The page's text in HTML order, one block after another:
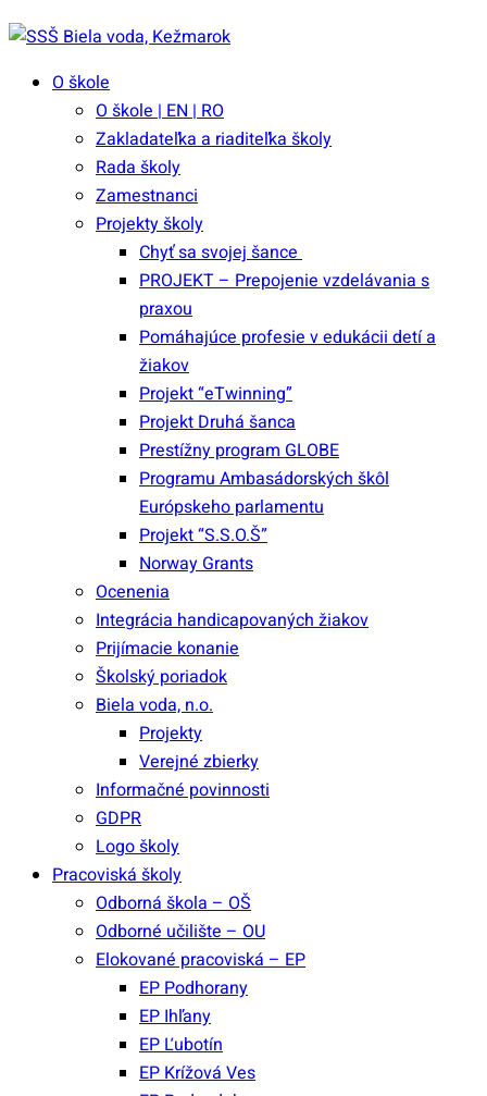
O škole
O škole | EN | RO
Zakladateľka a riaditeľka školy
Rada školy
Zamestnanci
Projekty školy
Chyť sa svojej šance
PROJEKT – Prepojenie vzdelávania s
praxou
Pomáhajúce profesie v edukácii detí a
žiakov
Projekt “eTwinning”
Projekt Druhá šanca
Prestížny program GLOBE
Programu Ambasádorských škôl
Európskeho parlamentu
Projekt “S.S.O.Š”
Norway Grants
Ocenenia
Integrácia handicapovaných žiakov
Prijímacie konanie
Školský poriadok
Biela voda, n.o.
Projekty
Verejné zbierky
Informačné povinnosti
GDPR
Logo školy
Pracoviská školy
Odborná škola – OŠ
Odborné učilište – OU
Elokované pracoviská – EP
EP Podhorany
EP Ihľany
EP Ľubotín
EP Krížová Ves